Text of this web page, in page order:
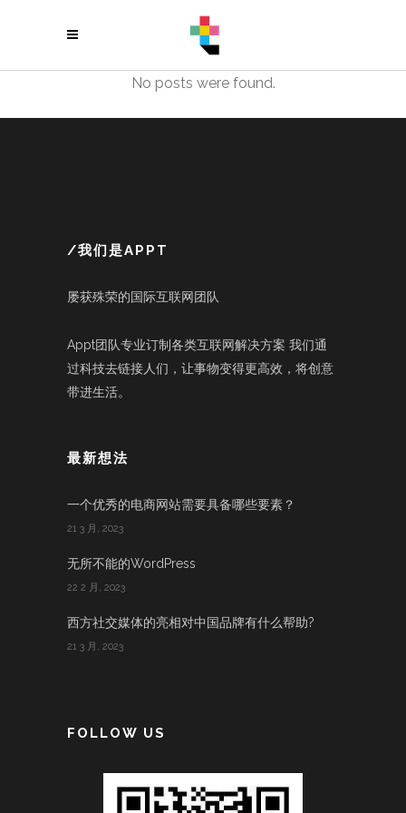
No posts were found.
/我们是APPT
屡获殊荣的国际互联网团队
Appt团队专业订制各类互联网解决方案 我们通
过科技去链接人们，让事物变得更高效，将创意
带进生活。
最新想法
一个优秀的电商网站需要具备哪些要素？
21 3 月, 2023
无所不能的WordPress
22 2 月, 2023
西方社交媒体的亮相对中国品牌有什么帮助?
21 3 月, 2023
FOLLOW US